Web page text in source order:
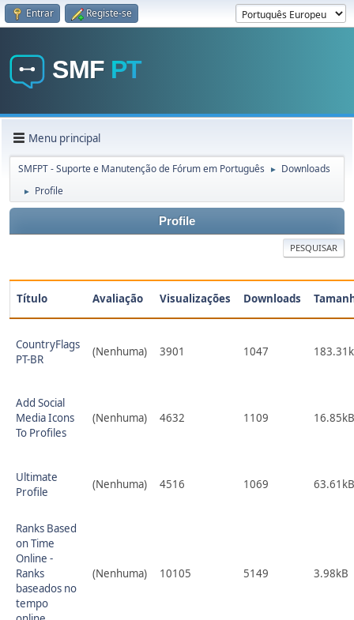
Entrar Registe-se
Menu principal
SMFPT - Suporte e Manutenção de Fórum em Português ► Downloads
► Profile
Profile
PESQUISAR
Título Avaliação Visualizações Downloads
CountryFlags
PT-BR
(Nenhuma) 3901 1047
Add Social
Media Icons
To Profiles
(Nenhuma) 4632 1109 16.85kB
Ultimate
Profile
(Nenhuma) 4516 1069 63.61kB
Ranks Based
on Time
Online -
Ranks
baseados no
tempo
(Nenhuma) 10105 5149 3.98kB